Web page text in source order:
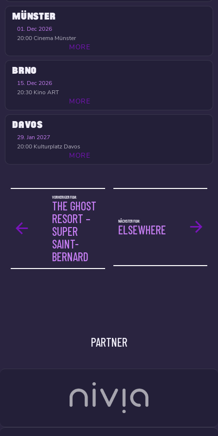
MÜNSTER
01. Dec 2026
20:00Cinema Münster
MORE
BRNO
15. Dec 2026
20:30 Kino ART
MORE
DAVOS
29. Jan 2027
20:00 Kulturplatz Davos
MORE
NÄCHSTER FILM:
ELSEWHERE
VORHERIGER FILM:
THE GHOST
RESORT –
SUPER
SAINT-
BERNARD
PARTNER